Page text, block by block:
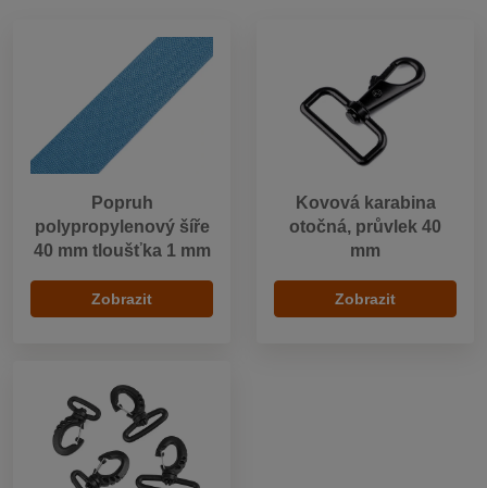
Popruh
polypropylenový šíře
40 mm tloušťka 1 mm
Zobrazit
Kovová karabina
otočná, průvlek 40
mm
Zobrazit